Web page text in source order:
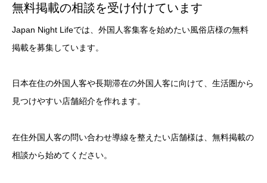
無料掲載の相談を受け付けています
Japan Night Lifeでは、外国人客集客を始めたい風俗店様の無料
掲載を募集しています。
日本在住の外国人客や長期滞在の外国人客に向けて、生活圏から
見つけやすい店舗紹介を作れます。
在住外国人客の問い合わせ導線を整えたい店舗様は、無料掲載の
相談から始めてください。